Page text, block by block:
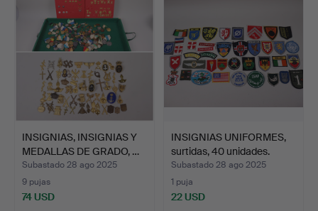
INSIGNIAS, INSIGNIAS Y
MEDALLAS DE GRADO, …
Subastado 28 ago 2025
9 pujas
74 USD
INSIGNIAS UNIFORMES,
surtidas, 40 unidades.
Subastado 28 ago 2025
1 puja
22 USD